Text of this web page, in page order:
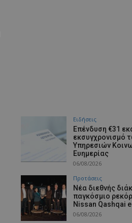
Ειδήσεις
Επένδυση €31
εκσυγχρονισμό
Υπηρεσιών
Ευημερίας
06/08/2026
Προτάσεις
Νέα διεθνής
παγκόσμιο
Nissan Qashqai
06/08/2026